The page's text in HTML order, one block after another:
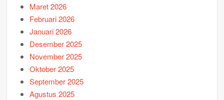
Maret 2026
Februari 2026
Januari 2026
Desember 2025
November 2025
Oktober 2025
September 2025
Agustus 2025